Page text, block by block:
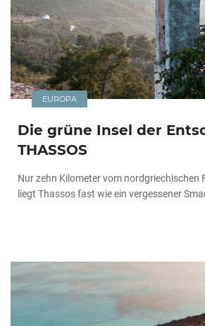
EUROPA
Die grüne Insel der
THASSOS
Nur zehn Kilometer vom nordgriechischen
liegt Thassos fast wie ein vergessener